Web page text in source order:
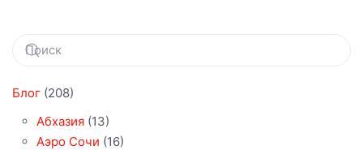
Блог (208)
Абхазия (13)
Аэро Сочи (16)